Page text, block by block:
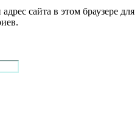
сайта в этом браузере для